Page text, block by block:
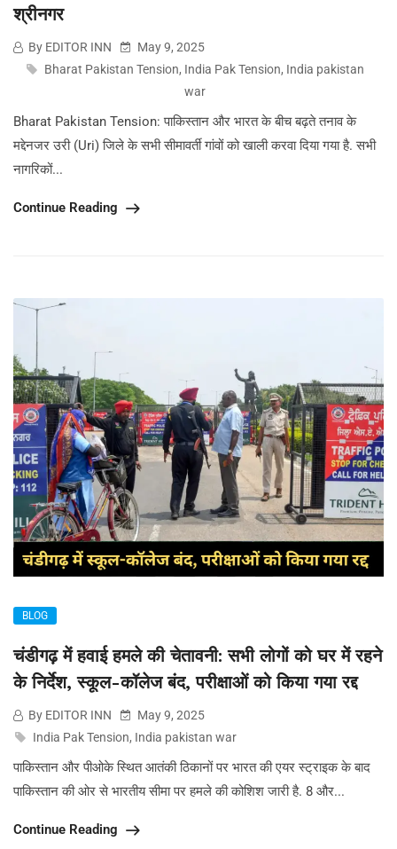
श्रीनगर
By EDITOR INN
May 9, 2025
Bharat Pakistan Tension, India Pak Tension, India pakistan
war
Bharat Pakistan Tension: पाकिस्तान और भारत के बीच बढ़ते तनाव के
मद्देनजर उरी (Uri) जिले के सभी सीमावर्ती गांवों को खाली करवा दिया गया है. सभी
नागरिकों...
Continue Reading
BLOG
चंडीगढ़ में हवाई हमले की चेतावनी: सभी लोगों को घर में रहने
के निर्देश, स्कूल-कॉलेज बंद, परीक्षाओं को किया गया रद्द
By EDITOR INN
May 9, 2025
India Pak Tension, India pakistan war
पाकिस्तान और पीओके स्थित आतंकी ठिकानों पर भारत की एयर स्ट्राइक के बाद
पाकिस्तान की ओर से भारतीय सीमा पर हमले की कोशिश जारी है. 8 और...
Continue Reading